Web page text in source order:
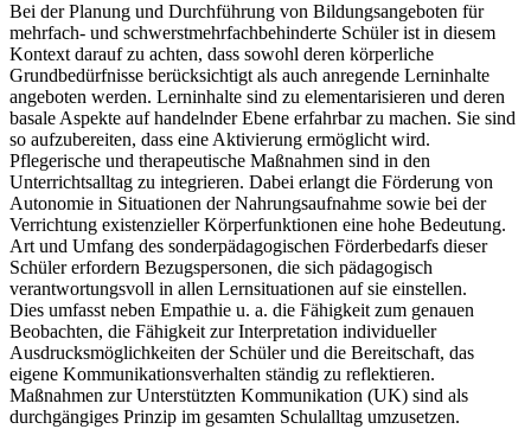
Bei der Planung und Durchführung von Bildungsangeboten für
mehrfach- und schwerstmehrfachbehinderte Schüler ist in diesem
Kontext darauf zu achten, dass sowohl deren körperliche
Grundbedürfnisse berücksichtigt als auch anregende Lerninhalte
angeboten werden. Lerninhalte sind zu elementarisieren und deren
basale Aspekte auf handelnder Ebene erfahrbar zu machen. Sie sind
so aufzubereiten, dass eine Aktivierung ermöglicht wird.
Pflegerische und therapeutische Maßnahmen sind in den
Unterrichtsalltag zu integrieren. Dabei erlangt die Förderung von
Autonomie in Situationen der Nahrungsaufnahme sowie bei der
Verrichtung existenzieller Körperfunktionen eine hohe Bedeutung.
Art und Umfang des sonderpädagogischen Förderbedarfs dieser
Schüler erfordern Bezugspersonen, die sich pädagogisch
verantwortungsvoll in allen Lernsituationen auf sie einstellen.
Dies umfasst neben Empathie u. a. die Fähigkeit zum genauen
Beobachten, die Fähigkeit zur Interpretation individueller
Ausdrucksmöglichkeiten der Schüler und die Bereitschaft, das
eigene Kommunikationsverhalten ständig zu reflektieren.
Maßnahmen zur Unterstützten Kommunikation (UK) sind als
durchgängiges Prinzip im gesamten Schulalltag umzusetzen.